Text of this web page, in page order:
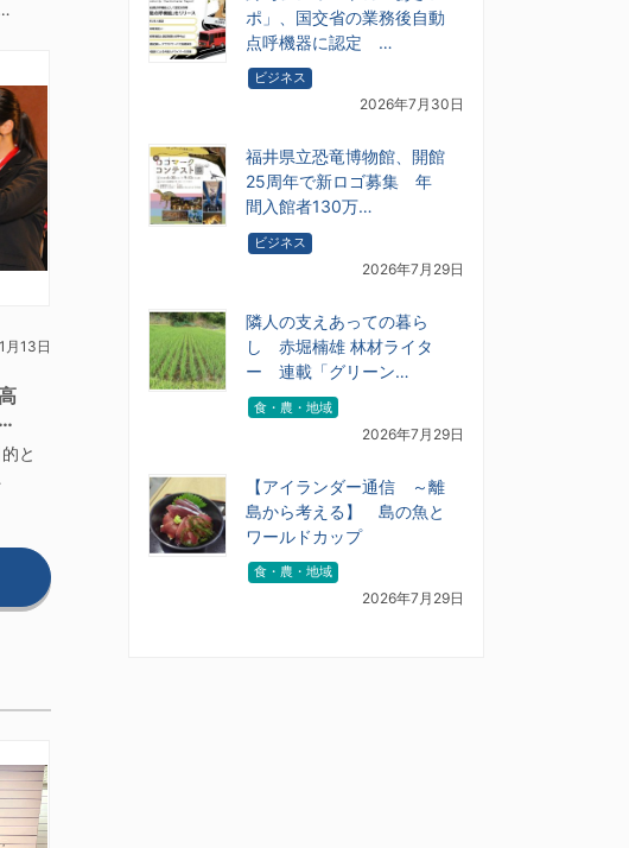
月13日
と
ポ」、国交省の業務後自動
点呼機器に認定 …
ビジネス
2026年7月30日
福井県立恐竜博物館、開館
25周年で新ロゴ募集 年
間入館者130万…
ビジネス
2026年7月29日
隣人の支えあっての暮ら
し 赤堀楠雄 林材ライタ
ー 連載「グリーン…
食・農・地域
2026年7月29日
【アイランダー通信 ～離
島から考える】 島の魚と
ワールドカップ
食・農・地域
2026年7月29日